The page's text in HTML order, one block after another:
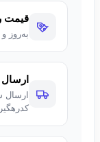
قیمت
به‌روز